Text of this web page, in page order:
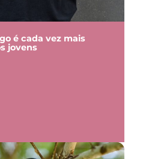
é cada vez mais
jovens